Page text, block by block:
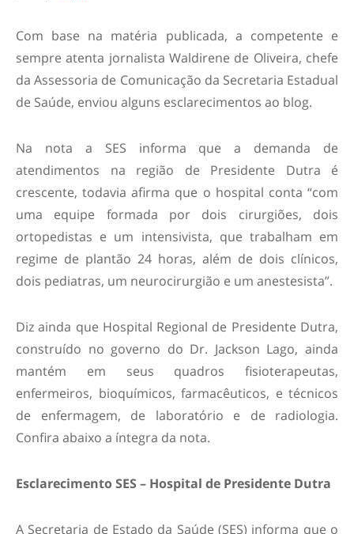
Com base na matéria publicada, a competente e
sempre atenta jornalista Waldirene de Oliveira, chefe
da Assessoria de Comunicação da Secretaria Estadual
de Saúde, enviou alguns esclarecimentos ao blog.
Na nota a SES informa que a demanda de
atendimentos na região de Presidente Dutra é
crescente, todavia afirma que o hospital conta “com
uma equipe formada por dois cirurgiões, dois
ortopedistas e um intensivista, que trabalham em
regime de plantão 24 horas, além de dois clínicos,
dois pediatras, um neurocirurgião e um anestesista”.
Diz ainda que Hospital Regional de Presidente Dutra,
construído no governo do Dr. Jackson Lago, ainda
mantém em seus quadros fisioterapeutas,
enfermeiros, bioquímicos, farmacêuticos, e técnicos
de enfermagem, de laboratório e de radiologia.
Confira abaixo a íntegra da nota.
Esclarecimento SES – Hospital de Presidente Dutra
A Secretaria de Estado da Saúde (SES) informa que o